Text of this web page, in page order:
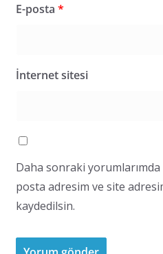
E-posta *
İnternet sitesi
Daha sonraki yorumlarımda
posta adresim ve site
kaydedilsin.